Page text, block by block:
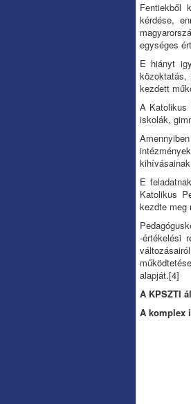
Fentiekből
kérdése,
egységes
E hiányt
közoktatás,
kezdett
A Katolikus
iskolák,
E
Katolikus
kezdte meg
-értékelési
alapját.[4]
A KPSZTI
A komplex